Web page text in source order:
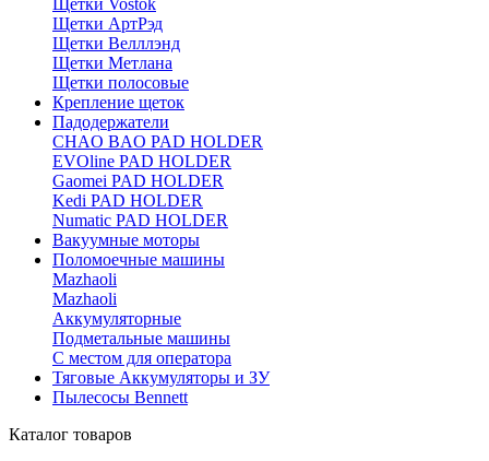
Щетки Vostok
Щетки АртРэд
Щетки Велллэнд
Щетки Метлана
Щетки полосовые
Крепление щеток
Падодержатели
CHAO BAO PAD HOLDER
EVOline PAD HOLDER
Gaomei PAD HOLDER
Kedi PAD HOLDER
Numatic PAD HOLDER
Вакуумные моторы
Поломоечные машины
Mazhaoli
Mazhaoli
Аккумуляторные
Подметальные машины
С местом для оператора
Тяговые Аккумуляторы и ЗУ
Пылесосы Bennett
Каталог товаров